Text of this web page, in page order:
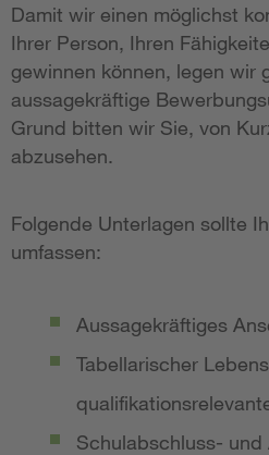
Damit wir einen möglichst
Ihrer Person, Ihren
gewinnen können, legen wir
aussagekräftige
Grund bitten wir Sie, von
abzusehen.
Folgende Unterlagen sollte
umfassen:
Aussagekräftiges
Tabellarischer
Schulabschluss- und